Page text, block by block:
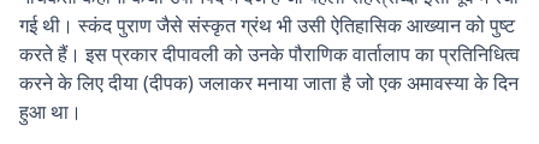
गई थी। स्कंद पुराण जैसे संस्कृत ग्रंथ भी उसी ऐतिहासिक आख्यान को पुष्ट
करते हैं। इस प्रकार दीपावली को उनके पौराणिक वार्तालाप का प्रतिनिधित्व
करने के लिए दीया (दीपक) जलाकर मनाया जाता है जो एक अमावस्या के दिन
हुआ था।